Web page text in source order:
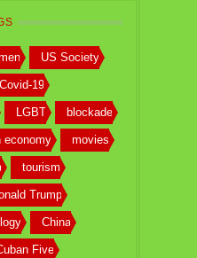
US Society
Covid-19
LGBT blockade
economy movies
tourism
Trump
China
Five